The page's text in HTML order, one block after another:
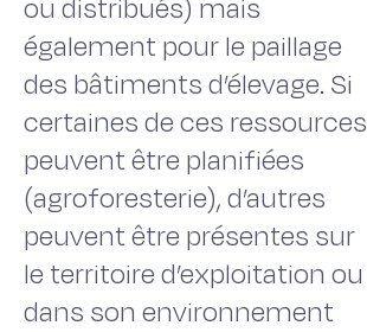
ou distribués) mais
également pour le paillage
des bâtiments d’élevage. Si
certaines de ces ressources
peuvent être planifiées
(agroforesterie), d’autres
peuvent être présentes sur
le territoire d’exploitation ou
dans son environnement